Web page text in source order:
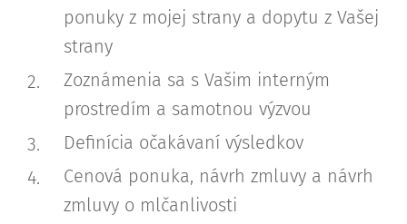
ponuky z mojej strany a dopytu z Vašej
strany
Zoznámenia sa s Vašim interným
prostredím a samotnou výzvou
Definícia očakávaní výsledkov
Cenová ponuka, návrh zmluvy a návrh
zmluvy o mlčanlivosti